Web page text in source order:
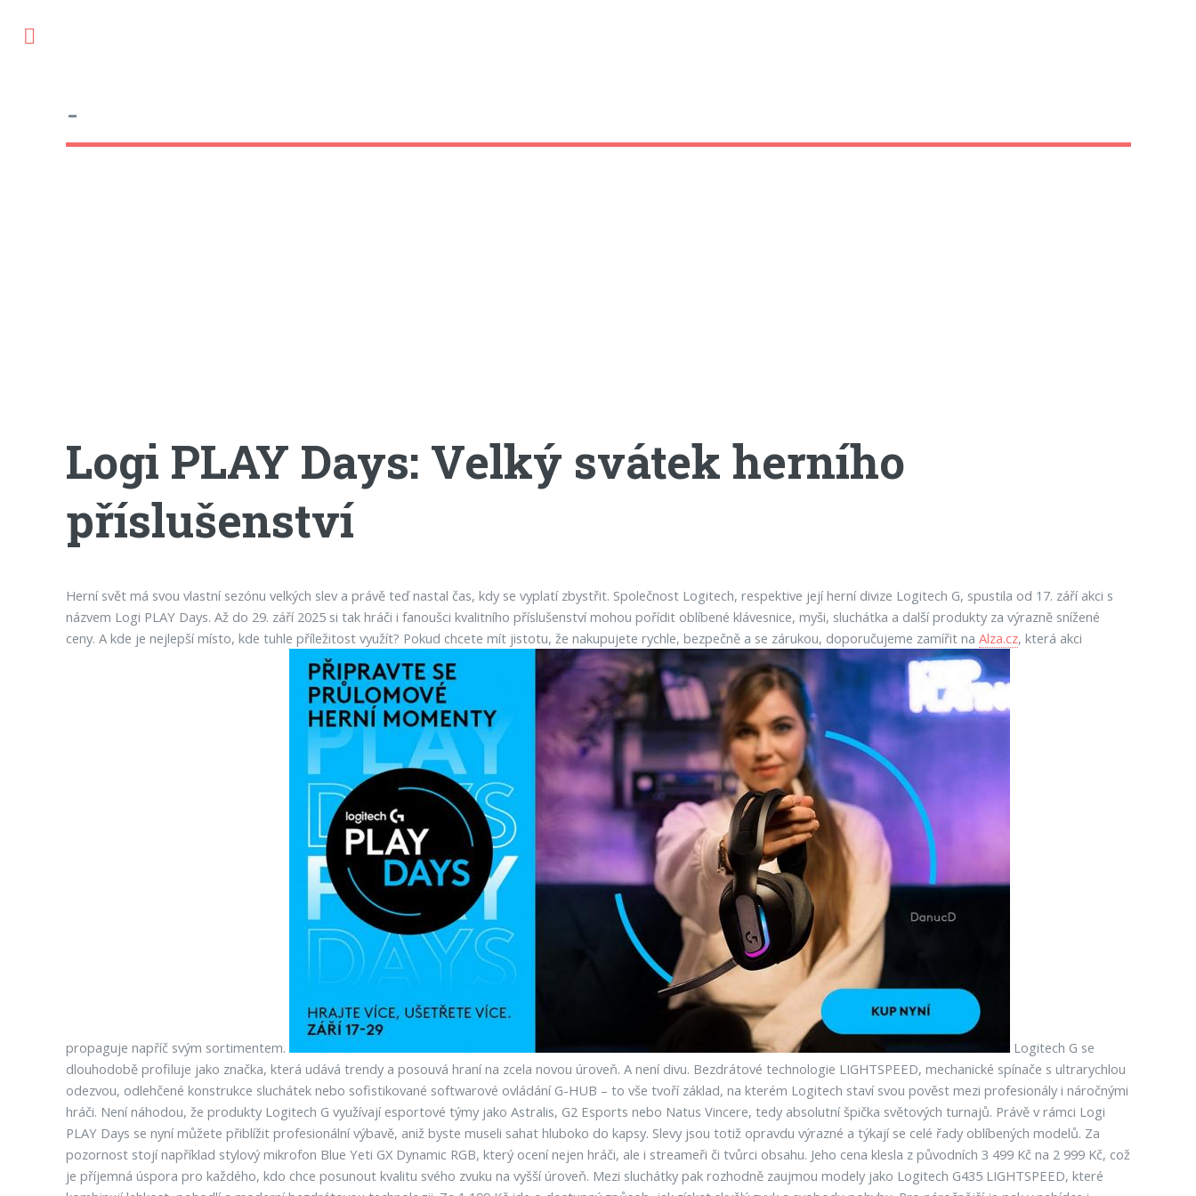
-
Logi PLAY Days: Velký svátek herního
příslušenství
Herní svět má svou vlastní sezónu velkých slev a právě teď nastal čas, kdy se vyplatí zbystřit. Společnost Logitech, respektive její herní divize Logitech G, spustila od 17. září akci s
názvem Logi PLAY Days. Až do 29. září 2025 si tak hráči i fanoušci kvalitního příslušenství mohou pořídit oblíbené klávesnice, myši, sluchátka a další produkty za výrazně snížené
ceny. A kde je nejlepší místo, kde tuhle příležitost využít? Pokud chcete mít jistotu, že nakupujete rychle, bezpečně a se zárukou, doporučujeme zamířit na Alza.cz, která akci
propaguje napříč svým sortimentem.
Logitech G se
dlouhodobě profiluje jako značka, která udává trendy a posouvá hraní na zcela novou úroveň. A není divu. Bezdrátové technologie LIGHTSPEED, mechanické spínače s ultrarychlou
odezvou, odlehčené konstrukce sluchátek nebo sofistikované softwarové ovládání G-HUB – to vše tvoří základ, na kterém Logitech staví svou pověst mezi profesionály i náročnými
hráči. Není náhodou, že produkty Logitech G využívají esportové týmy jako Astralis, G2 Esports nebo Natus Vincere, tedy absolutní špička světových turnajů. Právě v rámci Logi
PLAY Days se nyní můžete přiblížit profesionální výbavě, aniž byste museli sahat hluboko do kapsy. Slevy jsou totiž opravdu výrazné a týkají se celé řady oblíbených modelů. Za
pozornost stojí například stylový mikrofon Blue Yeti GX Dynamic RGB, který ocení nejen hráči, ale i streameři či tvůrci obsahu. Jeho cena klesla z původních 3 499 Kč na 2 999 Kč, což
je příjemná úspora pro každého, kdo chce posunout kvalitu svého zvuku na vyšší úroveň. Mezi sluchátky pak rozhodně zaujmou modely jako Logitech G435 LIGHTSPEED, které